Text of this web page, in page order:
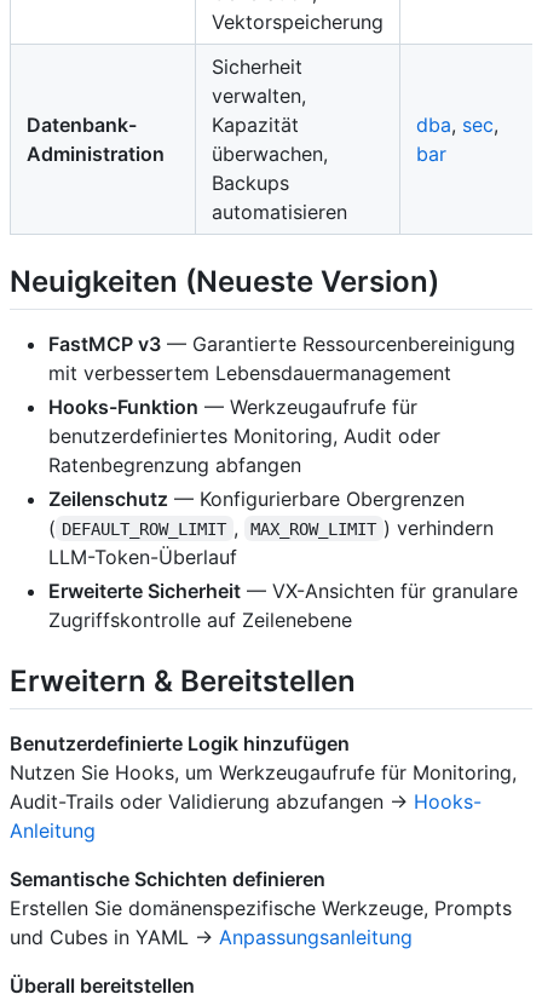
Vektorspeicherung
Datenbank-
Administration
Sicherheit
verwalten,
Kapazität
überwachen,
Backups
automatisieren
dba, sec,
bar
Neuigkeiten (Neueste Version)
FastMCP v3 — Garantierte Ressourcenbereinigung
mit verbessertem Lebensdauermanagement
Hooks-Funktion — Werkzeugaufrufe für
benutzerdefiniertes Monitoring, Audit oder
Ratenbegrenzung abfangen
Zeilenschutz — Konfigurierbare Obergrenzen
( DEFAULT_ROW_LIMIT , MAX_ROW_LIMIT ) verhindern
LLM-Token-Überlauf
Erweiterte Sicherheit — VX-Ansichten für granulare
Zugriffskontrolle auf Zeilenebene
Erweitern & Bereitstellen
Benutzerdefinierte Logik hinzufügen
Nutzen Sie Hooks, um Werkzeugaufrufe für Monitoring,
Audit-Trails oder Validierung abzufangen → Hooks-
Anleitung
Semantische Schichten definieren
Erstellen Sie domänenspezifische Werkzeuge, Prompts
und Cubes in YAML → Anpassungsanleitung
Überall bereitstellen